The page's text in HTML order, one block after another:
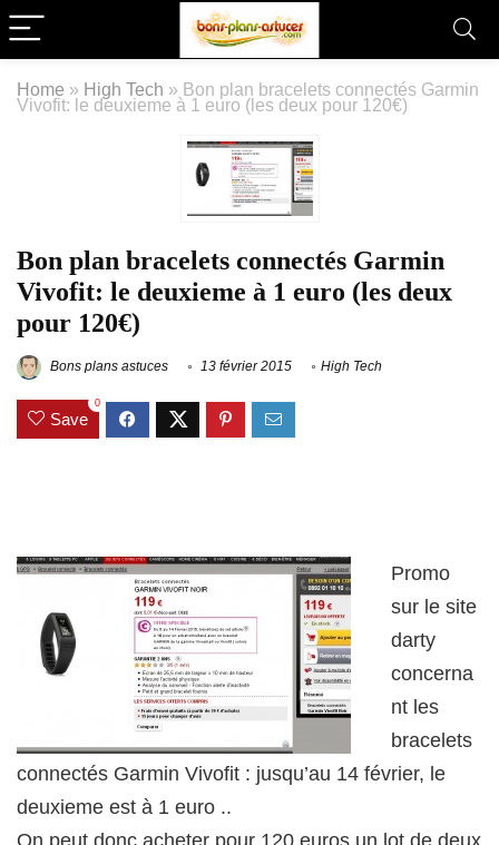
Home » High Tech » Bon plan bracelets connectés Garmin
Vivofit: le deuxieme à 1 euro (les deux pour 120€)
Bon plan bracelets connectés Garmin
Vivofit: le deuxieme à 1 euro (les deux
pour 120€)
Bons plans astuces 13 février 2015 High Tech
Save
0
Promo
sur le site
darty
concerna
nt les
bracelets
connectés Garmin Vivofit : jusqu’au 14 février, le
deuxieme est à 1 euro ..
On peut donc acheter pour 120 euros un lot de deux